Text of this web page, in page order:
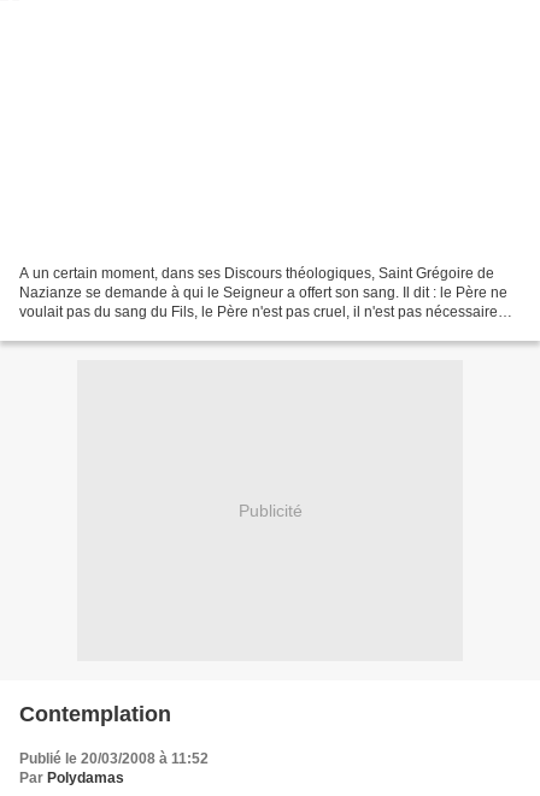
A un certain moment, dans ses Discours théologiques, Saint Grégoire de
Nazianze se demande à qui le Seigneur a offert son sang. Il dit : le Père ne
voulait pas du sang du Fils, le Père n'est pas cruel, il n'est pas nécessaire
Publicité
Contemplation
Publié le 20/03/2008 à 11:52
Par Polydamas